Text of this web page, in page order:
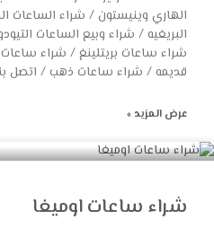
الهاري وينيستون / شراء الساعات
البريغيه / شراء وبيع الساعات
شراء ساعات بريتلينغ / شراء
قديمه / شراء ساعات ذهب / اتصل
عرض المزيد »
شراء ساعات اوميغا